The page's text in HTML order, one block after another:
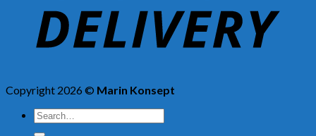
Copyright 2026 © Marin Konsept
Search
for: